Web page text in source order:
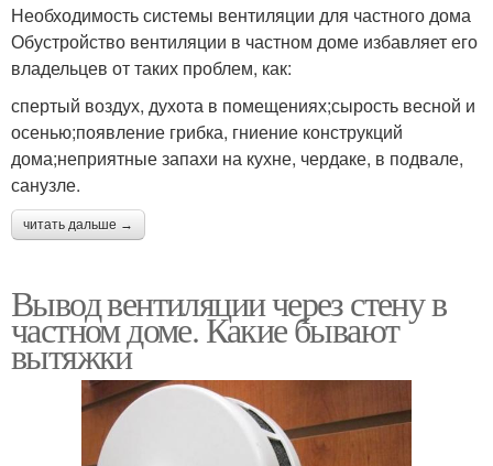
Необходимость системы вентиляции для частного дома
Обустройство вентиляции в частном доме избавляет его
владельцев от таких проблем, как:
спертый воздух, духота в помещениях;сырость весной и
осенью;появление грибка, гниение конструкций
дома;неприятные запахи на кухне, чердаке, в подвале,
санузле.
читать дальше →
Вывод вентиляции через стену в
частном доме. Какие бывают
вытяжки